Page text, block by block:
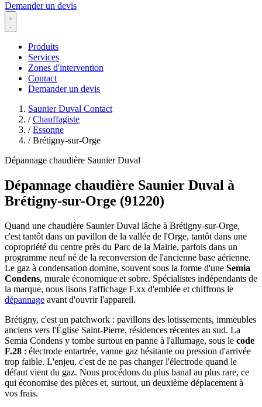
Demander un devis
Produits
Services
Zones d'intervention
Contact
Demander un devis
Saunier Duval Contact
/ Chauffagiste
/ Essonne
/ Brétigny-sur-Orge
Dépannage chaudière Saunier Duval
Dépannage chaudière Saunier Duval à
Brétigny-sur-Orge (91220)
Quand une chaudière Saunier Duval lâche à Brétigny-sur-Orge,
c'est tantôt dans un pavillon de la vallée de l'Orge, tantôt dans une
copropriété du centre près du Parc de la Mairie, parfois dans un
programme neuf né de la reconversion de l'ancienne base aérienne.
Le gaz à condensation domine, souvent sous la forme d'une Semia
Condens, murale économique et sobre. Spécialistes indépendants de
la marque, nous lisons l'affichage F.xx d'emblée et chiffrons le
dépannage avant d'ouvrir l'appareil.
Brétigny, c'est un patchwork : pavillons des lotissements, immeubles
anciens vers l'Église Saint-Pierre, résidences récentes au sud. La
Semia Condens y tombe surtout en panne à l'allumage, sous le code
F.28 : électrode entartrée, vanne gaz hésitante ou pression d'arrivée
trop faible. L'enjeu, c'est de ne pas changer l'électrode quand le
défaut vient du gaz. Nous procédons du plus banal au plus rare, ce
qui économise des pièces et, surtout, un deuxième déplacement à
vos frais.